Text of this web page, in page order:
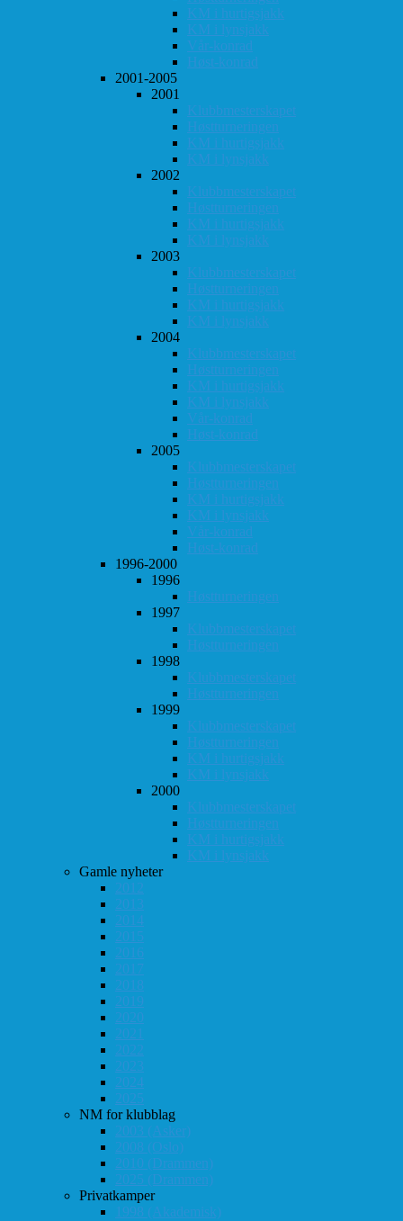
KM i hurtigsjakk
KM i lynsjakk
Vår-konrad
Høst-konrad
2001-2005
2001
Klubbmesterskapet
Høstturneringen
KM i hurtigsjakk
KM i lynsjakk
2002
Klubbmesterskapet
Høstturneringen
KM i hurtigsjakk
KM i lynsjakk
2003
Klubbmesterskapet
Høstturneringen
KM i hurtigsjakk
KM i lynsjakk
2004
Klubbmesterskapet
Høstturneringen
KM i hurtigsjakk
KM i lynsjakk
Vår-konrad
Høst-konrad
2005
Klubbmesterskapet
Høstturneringen
KM i hurtigsjakk
KM i lynsjakk
Vår-konrad
Høst-konrad
1996-2000
1996
Høstturneringen
1997
Klubbmesterskapet
Høstturneringen
1998
Klubbmesterskapet
Høstturneringen
1999
Klubbmesterskapet
Høstturneringen
KM i hurtigsjakk
KM i lynsjakk
2000
Klubbmesterskapet
Høstturneringen
KM i hurtigsjakk
KM i lynsjakk
Gamle nyheter
2012
2013
2014
2015
2016
2017
2018
2019
2020
2021
2022
2023
2024
2025
NM for klubblag
2003 (Asker)
2008 (Oslo)
2010 (Drammen)
2025 (Drammen)
Privatkamper
1998 (Akademisk)